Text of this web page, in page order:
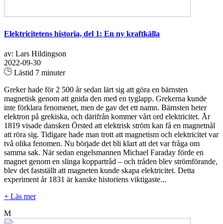
Elektricitetens historia, del 1: En ny kraftkälla
av: Lars Hildingson
2022-09-30
Lästid 7 minuter
Greker hade för 2 500 år sedan lärt sig att göra en bärnsten
magnetisk genom att gnida den med en tyglapp. Grekerna kunde
inte förklara fenomenet, men de gav det ett namn. Bärnsten heter
elektron på grekiska, och därifrån kommer vårt ord elektricitet. År
1819 visade dansken Örsted att elektrisk ström kan få en magnetnål
att röra sig. Tidigare hade man trott att magnetism och elektricitet var
två olika fenomen. Nu började det bli klart att det var fråga om
samma sak. När sedan engelsmannen Michael Faraday förde en
magnet genom en slinga koppartråd – och tråden blev strömförande,
blev det fastställt att magneten kunde skapa elektricitet. Detta
experiment år 1831 är kanske historiens viktigaste...
+ Läs mer
M